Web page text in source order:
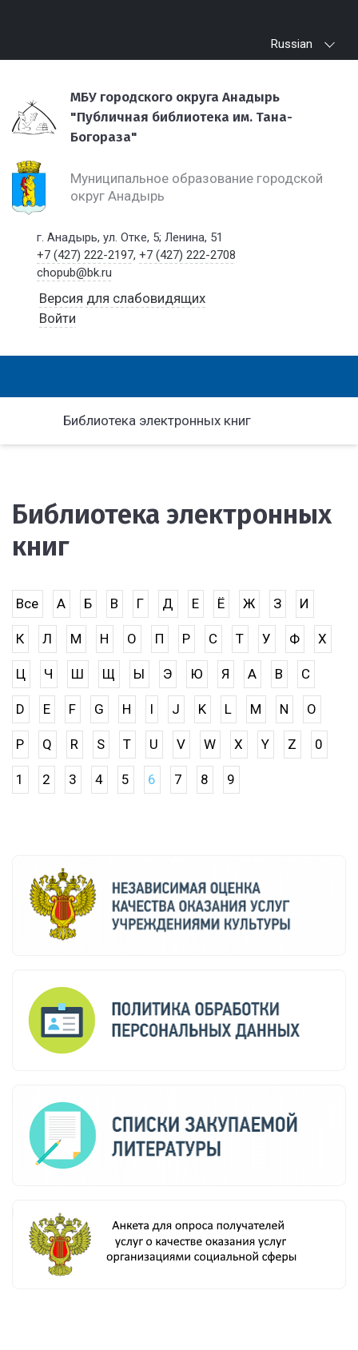
Russian
МБУ городского округа Анадырь
"Публичная библиотека им. Тана-
Богораза"
Муниципальное образование городской
округ Анадырь
г. Анадырь, ул. Отке, 5; Ленина, 51
+7 (427) 222-2197,+7 (427) 222-2708
chopub@bk.ru
Версия для слабовидящих
Войти
Библиотека электронных книг
Библиотека электронных
книг
Все А Б В Г Д Е Ё Ж З И
К Л М Н О П Р С Т У Ф Х
Ц Ч Ш Щ Ы Э Ю Я A B C
D E F G H I J K L M N O
P Q R S T U V W X Y Z 0
1 2 3 4 5 6 7 8 9